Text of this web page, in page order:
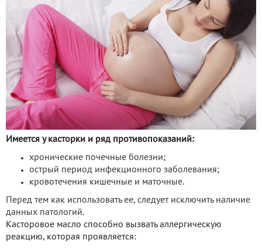
Имеется у касторки и ряд противопоказаний:
хронические почечные болезни;
острый период инфекционного заболевания;
кровотечения кишечные и маточные.
Перед тем как использовать ее, следует исключить наличие
данных патологий.
Касторовое масло способно вызвать аллергическую
реакцию, которая проявляется: